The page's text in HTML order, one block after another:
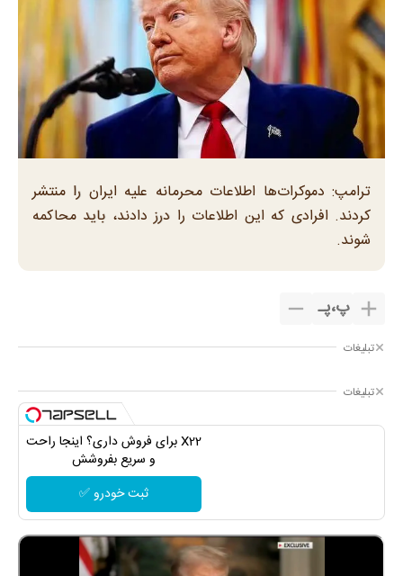
ترامپ: دموکرات‌ها اطلاعات‌ محرمانه علیه ایران را منتشر
کردند. افرادی که این اطلاعات را درز دادند، باید محاکمه
شوند.
پ،پـ
تبلیغات
تبلیغات
X22 برای فروش داری؟ اینجا راحت
و سریع بفروشش
ثبت خودرو ✅